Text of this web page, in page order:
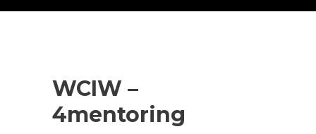
WCIW –
4mentoring